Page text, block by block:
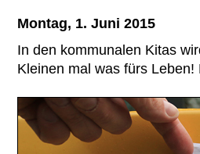
Montag, 1. Juni 2015
In den kommunalen Kitas
Kleinen mal was fürs